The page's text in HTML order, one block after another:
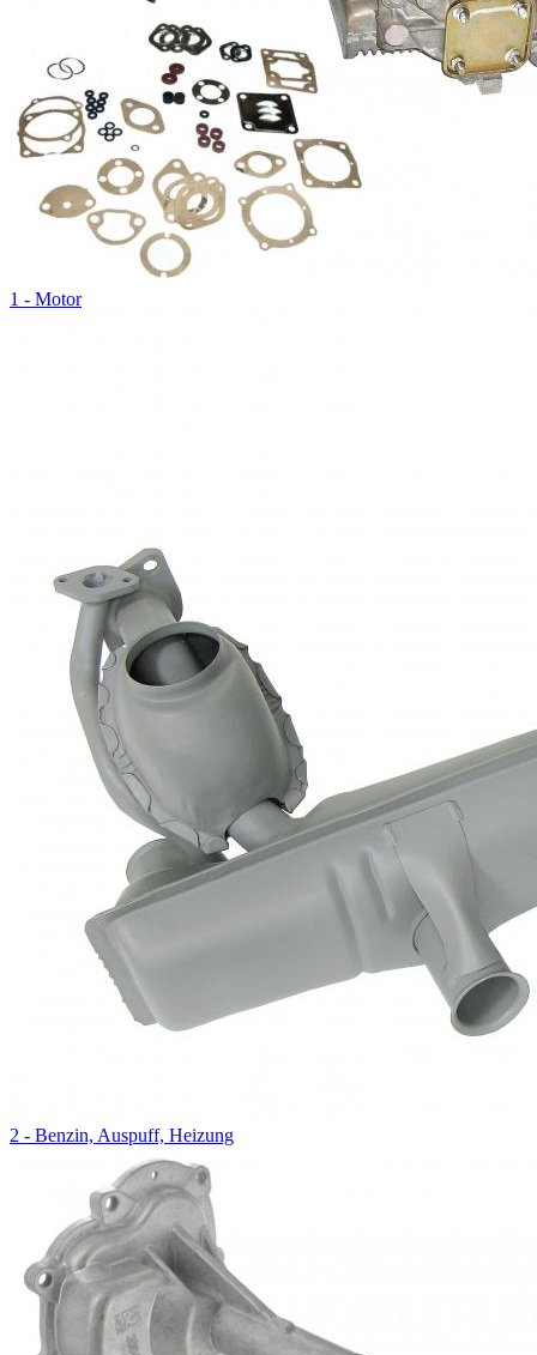
1 - Motor
2 - Benzin, Auspuff, Heizung